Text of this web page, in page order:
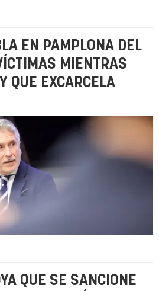
EN PAMPLONA DEL
MIENTRAS
QUE EXCARCELA
QUE SE SANCIONE